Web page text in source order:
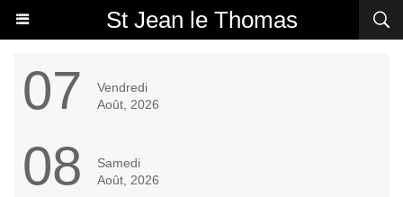
St Jean le Thomas
07
Vendredi
Août, 2026
08
Samedi
Août, 2026